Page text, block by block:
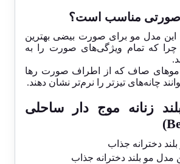
صورتی مناسب است؟
این مدل مو برای صورت بیضی بهترین
چرا که تمام ویژگی‌های صورت را به
موهای صاف که از اطراف صورت رها
چانه‌های تیزتر را نرم‌تر نشان دهند.
زنانه موج دار ساحلی
مدل مو بلند دخترانه جذاب